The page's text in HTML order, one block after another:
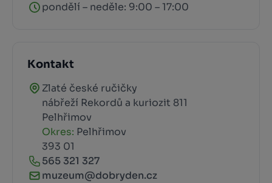
pondělí – neděle: 9:00 – 17:00
Kontakt
Zlaté české ručičky
nábřeží Rekordů a kuriozit 811
Pelhřimov
Okres: Pelhřimov
393 01
565 321 327
muzeum@dobryden.cz